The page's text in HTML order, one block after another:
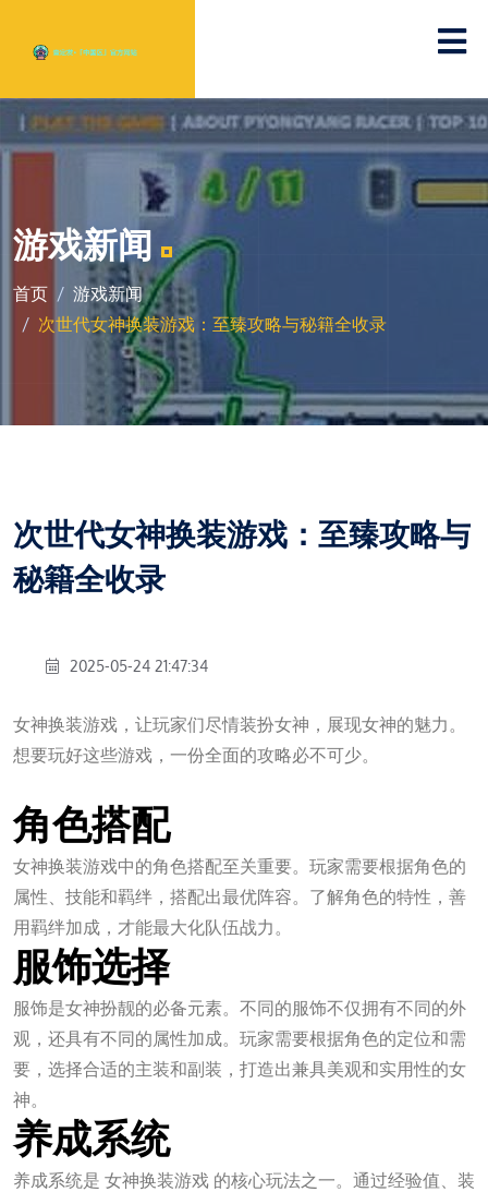
游戏新闻
首页
游戏新闻
次世代女神换装游戏：至臻攻略与秘籍全收录
次世代女神换装游戏：至臻攻略与
秘籍全收录
2025-05-24 21:47:34
女神换装游戏，让玩家们尽情装扮女神，展现女神的魅力。
想要玩好这些游戏，一份全面的攻略必不可少。
角色搭配
女神换装游戏中的角色搭配至关重要。玩家需要根据角色的
属性、技能和羁绊，搭配出最优阵容。了解角色的特性，善
用羁绊加成，才能最大化队伍战力。
服饰选择
服饰是女神扮靓的必备元素。不同的服饰不仅拥有不同的外
观，还具有不同的属性加成。玩家需要根据角色的定位和需
要，选择合适的主装和副装，打造出兼具美观和实用性的女
神。
养成系统
养成系统是 女神换装游戏 的核心玩法之一。通过经验值、装